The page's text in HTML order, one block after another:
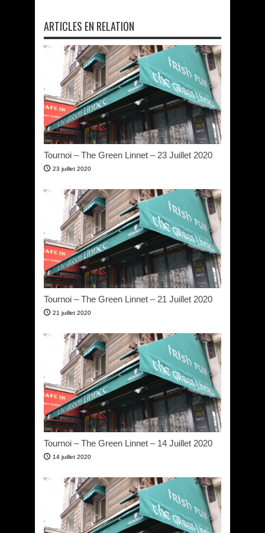
ARTICLES EN RELATION
Tournoi – The Green Linnet – 23 Juillet 2020
23 juillet 2020
Tournoi – The Green Linnet – 21 Juillet 2020
21 juillet 2020
Tournoi – The Green Linnet – 14 Juillet 2020
14 juillet 2020